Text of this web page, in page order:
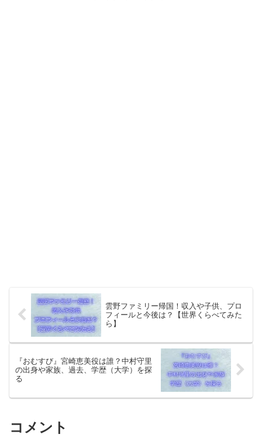
雲野ファミリー帰国！収入や子供、プロ
フィールと今後は？【世界くらべてみた
ら】
『おむすび』宮崎恵美役は誰？中村守里
の出身や家族、過去、学歴（大学）を探
る
コメント